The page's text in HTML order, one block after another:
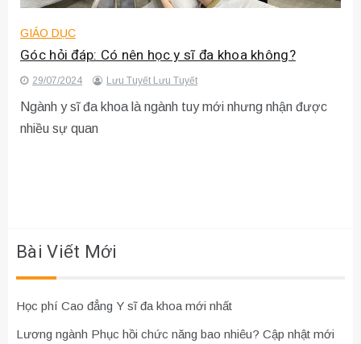
GIÁO DỤC
Góc hỏi đáp: Có nên học y sĩ đa khoa không?
29/07/2024 Lưu Tuyết Lưu Tuyết
Ngành y sĩ đa khoa là ngành tuy mới nhưng nhận được
nhiều sự quan
Bài Viết Mới
Học phí Cao đẳng Y sĩ đa khoa mới nhất
Lương ngành Phục hồi chức năng bao nhiêu? Cập nhật mới